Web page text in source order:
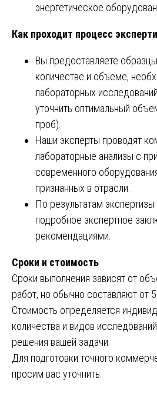
энергетическое
Как проходит процесс
Вы предоставляете
количестве и объеме,
лабораторных
уточнить оптимальный
проб).
Наши эксперты проводят
лабораторные анализы с
современного
признанных в отрасли.
По результатам
подробное экспертное
рекомендациями.
Сроки и стоимость
Сроки выполнения зависят от
работ, но обычно составляют от
Стоимость определяется
количества и видов
решения вашей задачи.
Для подготовки точного
просим вас уточнить: